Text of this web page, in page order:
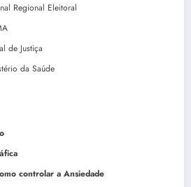
Regional Eleitoral
de Justiça
da Saúde
controlar a Ansiedade